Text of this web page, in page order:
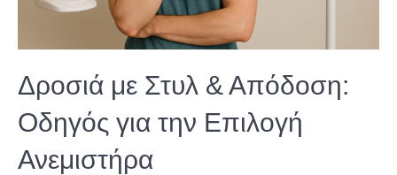
Δροσιά με Στυλ & Απόδοση:
Οδηγός για την Επιλογή
Ανεμιστήρα